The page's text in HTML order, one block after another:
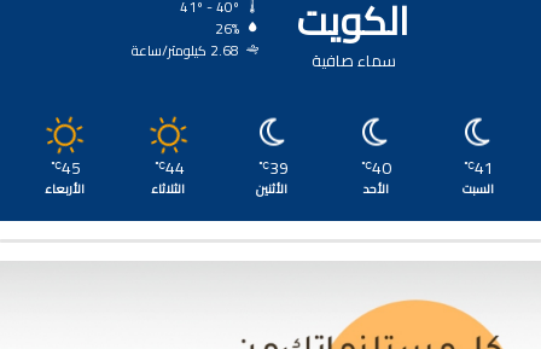
الكويت
سماء صافية
26%
2.68 كيلومتر/ساعة
41
℃
السبت
40
℃
الأحد
39
℃
الأثنين
44
℃
الثلاثاء
45
℃
الأربعاء